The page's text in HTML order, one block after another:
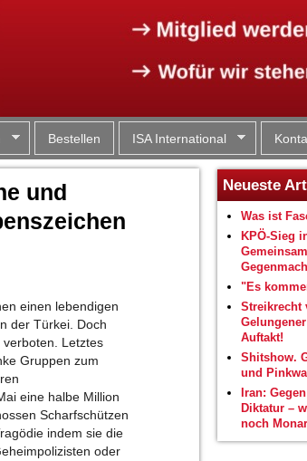
Bestellen ISA International
und
einen lebendigen
der Türkei. Doch
Letztes
Gruppen zum
eine halbe Million
Scharfschützen
indem sie die
oder
Neueste
Was ist
KPÖ-Sieg
"Es
Streikrecht
Auftakt!
Shitshow.
und
Iran:
Diktatur –
noch